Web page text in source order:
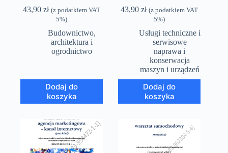
43,90zł (z podatkiem VAT
5%)
Budownictwo,
architektura i
ogrodnictwo
Dodaj do
koszyka
43,90zł (z podatkiem VAT
5%)
Usługi techniczne i
serwisowe
naprawa i
konserwacja
maszyn i urządzeń
Dodaj do
koszyka